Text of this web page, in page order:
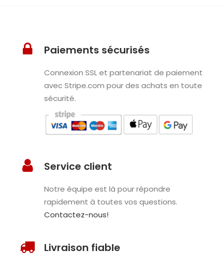
Paiements sécurisés
Connexion SSL et partenariat de paiement
avec Stripe.com pour des achats en toute
sécurité.
Service client
Notre équipe est là pour répondre
rapidement à toutes vos questions.
Contactez-nous!
Livraison fiable